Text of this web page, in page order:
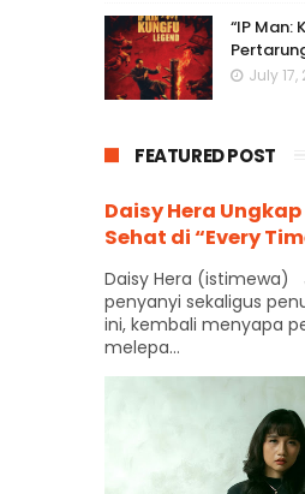
“IP Man:
July 17,
FEATURED POST
Daisy Hera
Sehat di “Every
Daisy Hera (istimewa)
penyanyi sekaligus
ini, kembali menyapa
melepa...